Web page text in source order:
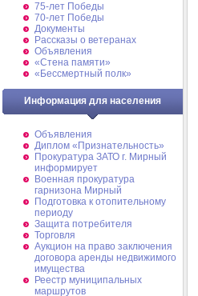
75-лет Победы
70-лет Победы
Документы
Рассказы о ветеранах
Объявления
«Стена памяти»
«Бессмертный полк»
Информация для населения
Объявления
Диплом «Признательность»
Прокуратура ЗАТО г. Мирный
информирует
Военная прокуратура
гарнизона Мирный
Подготовка к отопительному
периоду
Защита потребителя
Торговля
Аукцион на право заключения
договора аренды недвижимого
имущества
Реестр муниципальных
маршрутов